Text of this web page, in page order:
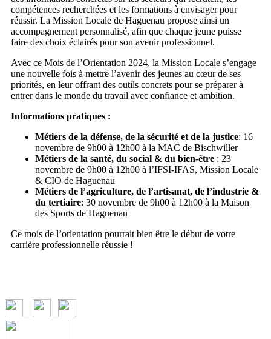
compétences recherchées et les formations à envisager pour
réussir. La Mission Locale de Haguenau propose ainsi un
accompagnement personnalisé, afin que chaque jeune puisse
faire des choix éclairés pour son avenir professionnel.
Avec ce Mois de l’Orientation 2024, la Mission Locale s’engage
une nouvelle fois à mettre l’avenir des jeunes au cœur de ses
priorités, en leur offrant des outils concrets pour se préparer à
entrer dans le monde du travail avec confiance et ambition.
Informations pratiques :
Métiers de la défense, de la sécurité et de la justice: 16
novembre de 9h00 à 12h00 à la MAC de Bischwiller
Métiers de la santé, du social & du bien-être : 23
novembre de 9h00 à 12h00 à l’IFSI-IFAS, Mission Locale
& CIO de Haguenau
Métiers de l’agriculture, de l’artisanat, de l’industrie &
du tertiaire: 30 novembre de 9h00 à 12h00 à la Maison
des Sports de Haguenau
Ce mois de l’orientation pourrait bien être le début de votre
carrière professionnelle réussie !